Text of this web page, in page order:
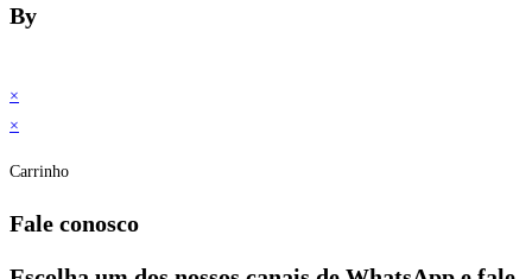
By
×
×
Carrinho
Fale conosco